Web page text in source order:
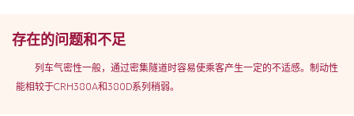
存在的问题和不足
列车气密性一般，通过密集隧道时容易使乘客产生一定的不适感。制动性
能相较于CRH380A和380D系列稍弱。